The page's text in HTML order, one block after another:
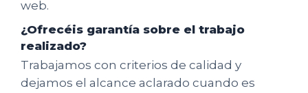
web.
¿Ofrecéis garantía sobre el trabajo
realizado?
Trabajamos con criterios de calidad y
dejamos el alcance aclarado cuando es